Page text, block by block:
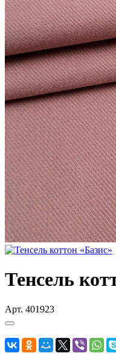
Тенсель
Арт. 401923